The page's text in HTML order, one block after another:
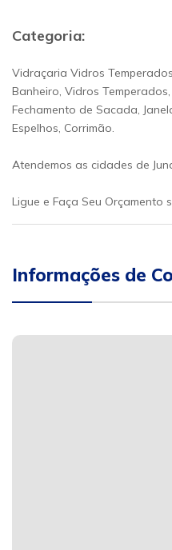
Categoria:
Vidraçaria Vidros
Banheiro, Vidros
Fechamento de Sacada,
Espelhos, Corrimão.
Atendemos as cidades de
Ligue e Faça Seu Orçamento
Informações de